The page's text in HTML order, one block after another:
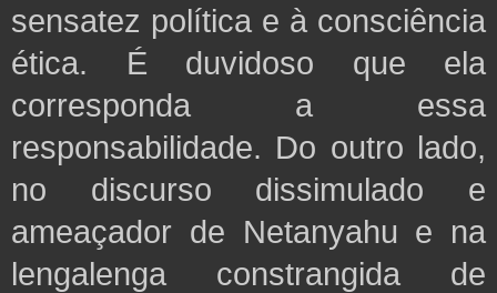
sensatez política e à consciência
ética. É duvidoso que ela
corresponda a essa
responsabilidade. Do outro lado,
no discurso dissimulado e
ameaçador de Netanyahu e na
lengalenga constrangida de